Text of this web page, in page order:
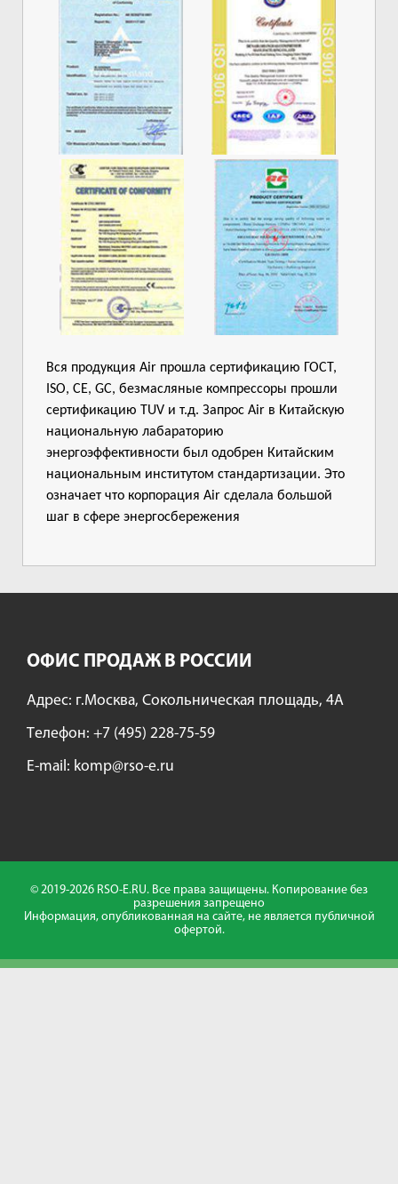
Вся продукция Air прошла сертификацию ГОСТ,
ISO, CE, GC, безмасляные компрессоры прошли
сертификацию TUV и т.д. Запрос Air в Китайскую
национальную лабараторию
энергоэффективности был одобрен Китайским
национальным институтом стандартизации. Это
означает что корпорация Air сделала большой
шаг в сфере энергосбережения
ОФИС ПРОДАЖ В РОССИИ
Адрес: г.Москва, Сокольническая площадь, 4А
Tелефон: +7 (495) 228-75-59
E-mail: komp@rso-e.ru
© 2019-2026 RSO-E.RU. Все права защищены. Копирование без
разрешения запрещено
Информация, опубликованная на сайте, не является публичной
офертой.